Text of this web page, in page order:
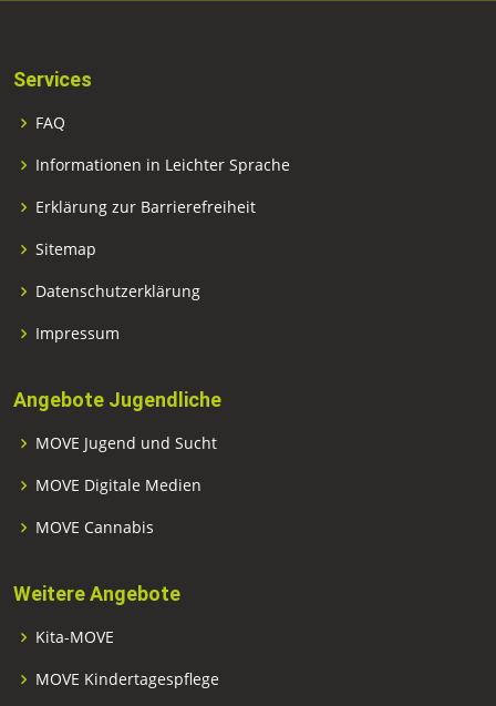
Services
FAQ
Informationen in Leichter Sprache
Erklärung zur Barrierefreiheit
Sitemap
Datenschutzerklärung
Impressum
Angebote Jugendliche
MOVE Jugend und Sucht
MOVE Digitale Medien
MOVE Cannabis
Weitere Angebote
Kita-MOVE
MOVE Kindertagespflege